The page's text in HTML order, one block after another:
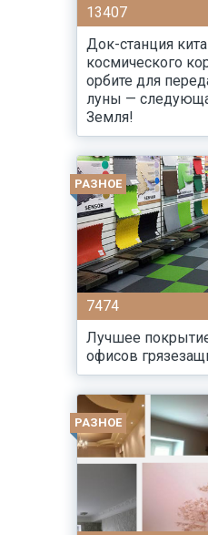
13407
Док-станция
космического
орбите для
луны —
Земля!
РАЗНОЕ
7474
Лучшее
офисов
РАЗНОЕ